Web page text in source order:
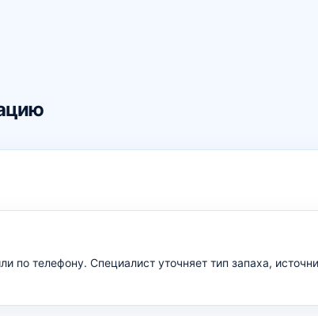
по телефону. Специалист уточняет тип запаха,